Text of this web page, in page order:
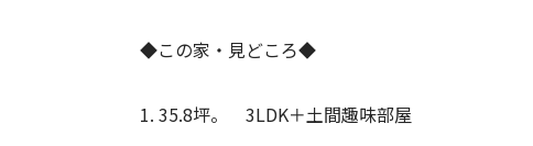
◆この家・見どころ◆
1. 35.8坪。 3LDK＋土間趣味部屋